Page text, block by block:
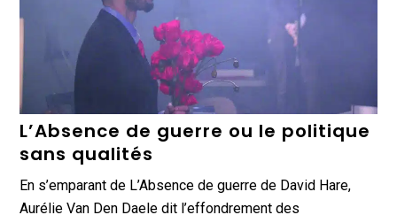
L’Absence de guerre ou le politique
sans qualités
En s’emparant de L’Absence de guerre de David Hare,
Aurélie Van Den Daele dit l’effondrement des